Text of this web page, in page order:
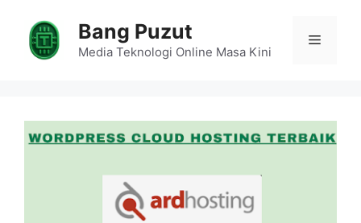
content
Bang Puzut
Media Teknologi Online Masa Kini
Menu